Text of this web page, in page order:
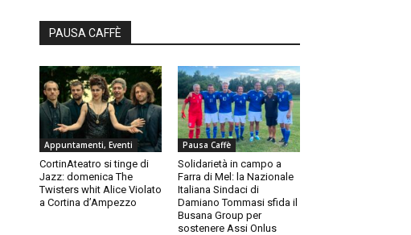
PAUSA CAFFÈ
Appuntamenti, Eventi
CortinAteatro si tinge di
Jazz: domenica The
Twisters whit Alice Violato
a Cortina d’Ampezzo
Pausa Caffè
Solidarietà in campo a
Farra di Mel: la Nazionale
Italiana Sindaci di
Damiano Tommasi sfida il
Busana Group per
sostenere Assi Onlus